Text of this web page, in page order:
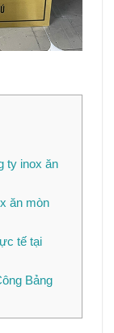
ty inox ăn
ăn mòn
tế tại
Bảng